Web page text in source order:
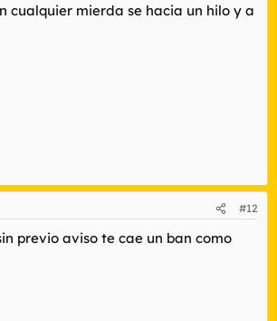
cualquier mierda se hacia un hilo y a
#12
previo aviso te cae un ban como